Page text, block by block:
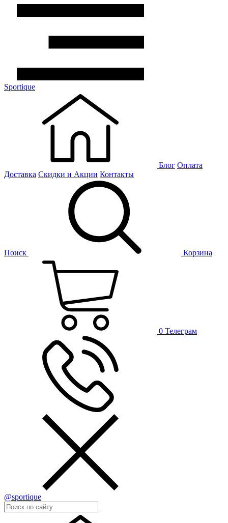
Sportique
Блог Оплата
Доставка Скидки и Акции Контакты
Поиск Корзина
0 Телеграм
@sportique